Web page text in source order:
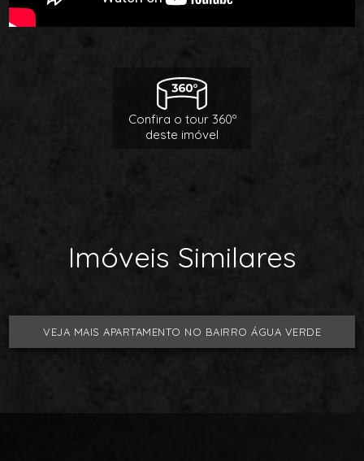
Confira o tour 360º
deste imóvel
Imóveis Similares
VEJA MAIS APARTAMENTO NO BAIRRO ÁGUA VERDE